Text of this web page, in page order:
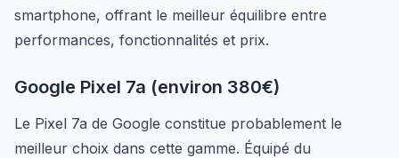
smartphone, offrant le meilleur équilibre entre
performances, fonctionnalités et prix.
Google Pixel 7a (environ 380€)
Le Pixel 7a de Google constitue probablement le
meilleur choix dans cette gamme. Équipé du